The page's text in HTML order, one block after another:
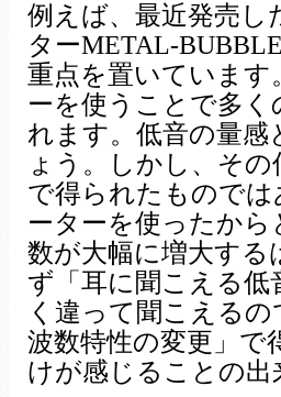
例えば、最近発売し
ターMETAL-
重点を置いていま
ーを使うことで多
れます。低音の量感
ょう。しかし、そ
で得られたもので
ーターを使ったか
数が大幅に増大す
ず「耳に聞こえる低
く違って聞こえる
波数特性の変更」で
けが感じることの